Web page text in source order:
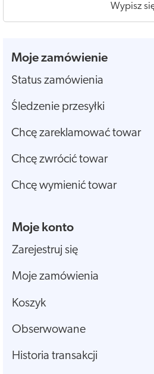
Wypisz
Moje zamówienie
Status zamówienia
Śledzenie przesyłki
Chcę zareklamować towar
Chcę zwrócić towar
Chcę wymienić towar
Moje konto
Zarejestruj się
Moje zamówienia
Koszyk
Obserwowane
Historia transakcji